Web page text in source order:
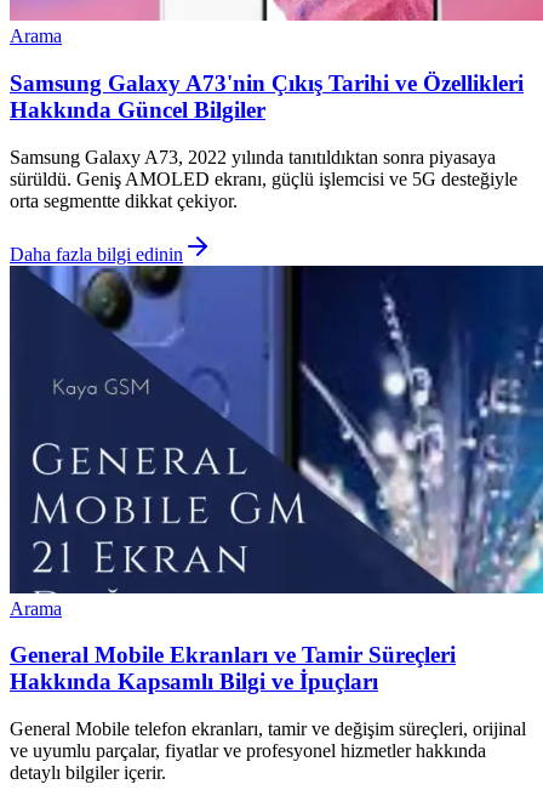
Arama
Samsung Galaxy A73'nin Çıkış Tarihi ve Özellikleri
Hakkında Güncel Bilgiler
Samsung Galaxy A73, 2022 yılında tanıtıldıktan sonra piyasaya
sürüldü. Geniş AMOLED ekranı, güçlü işlemcisi ve 5G desteğiyle
orta segmentte dikkat çekiyor.
Daha fazla bilgi edinin
Arama
General Mobile Ekranları ve Tamir Süreçleri
Hakkında Kapsamlı Bilgi ve İpuçları
General Mobile telefon ekranları, tamir ve değişim süreçleri, orijinal
ve uyumlu parçalar, fiyatlar ve profesyonel hizmetler hakkında
detaylı bilgiler içerir.